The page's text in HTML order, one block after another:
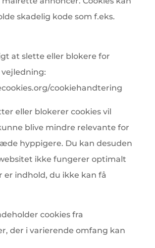
skadelig kode som f.eks.
at slette eller blokere for
vejledning:
cookiehandtering
eller blokerer cookies vil
blive mindre relevante for
hyppigere. Du kan desuden
ikke fungerer optimalt
er indhold, du ikke kan få
cookies fra
der i varierende omfang kan